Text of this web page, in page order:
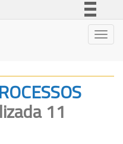
Legislação
Canais11